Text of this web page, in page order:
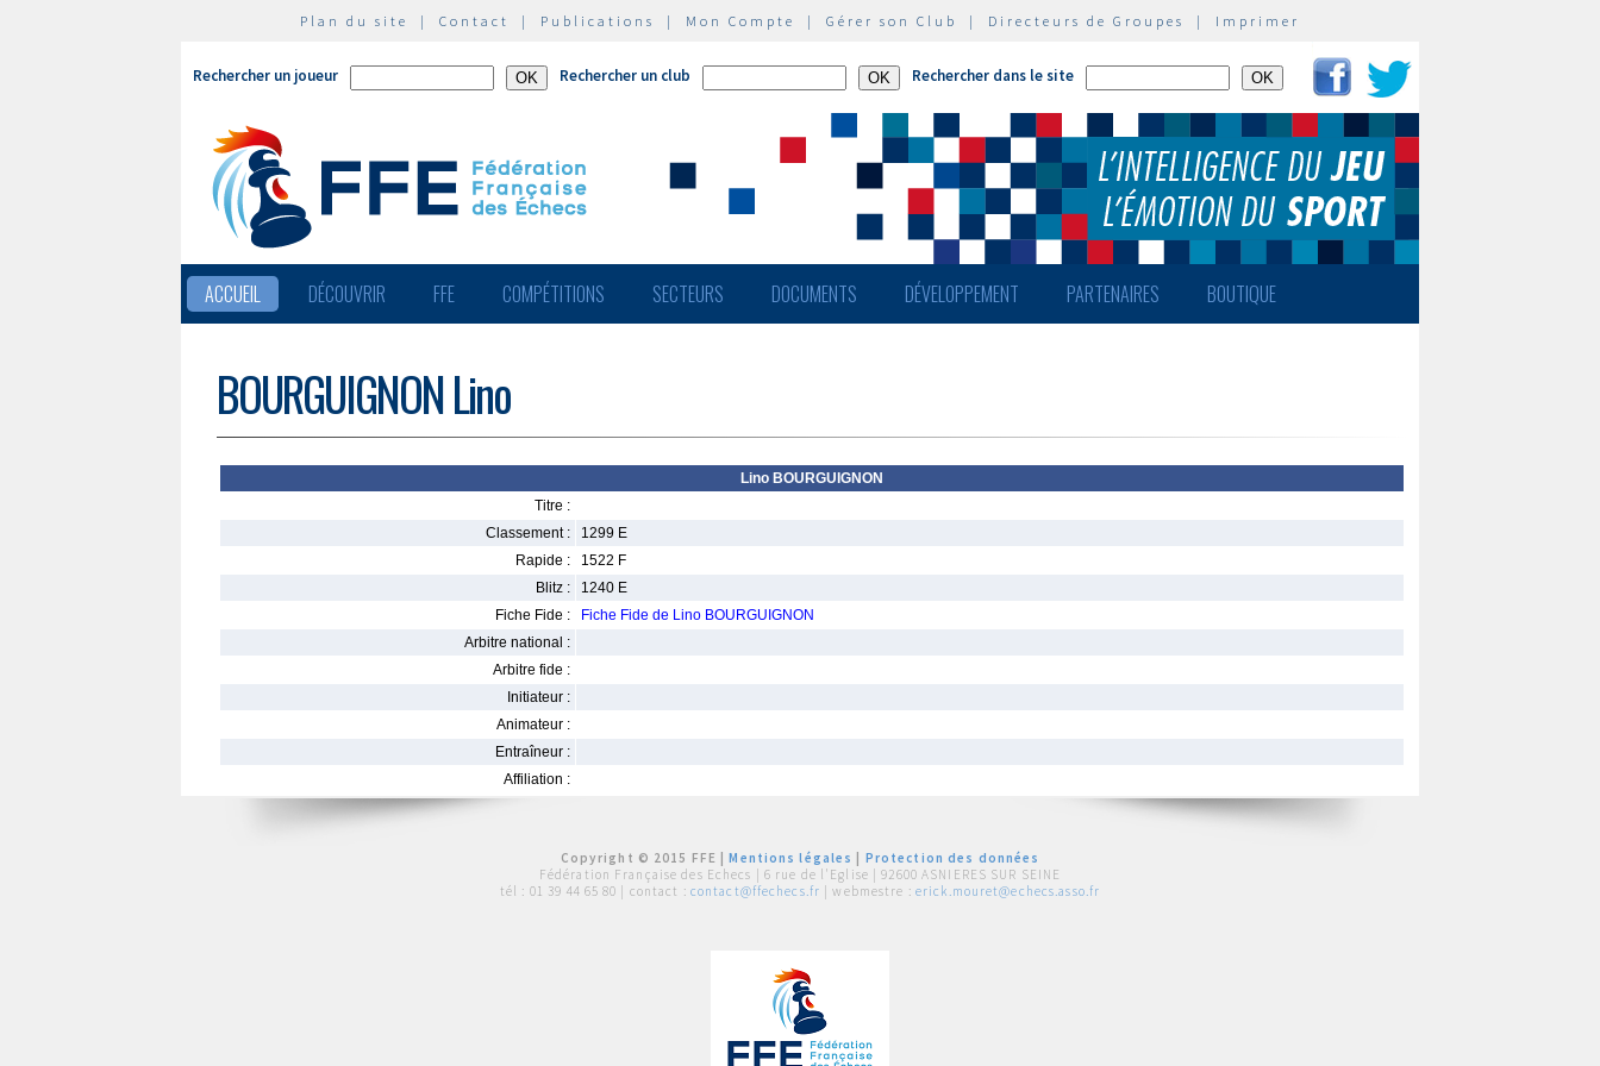
Plan du site | Contact | Publications | Mon Compte | Gérer son Club | Directeurs de Groupes | Imprimer
Rechercher un joueur Rechercher un club Rechercher dans le site
ACCUEIL DÉCOUVRIR FFE COMPÉTITIONS SECTEURS DOCUMENTS DÉVELOPPEMENT PARTENAIRES BOUTIQUE
BOURGUIGNON Lino
Lino BOURGUIGNON
Titre :
Classement :
1299 E
Rapide :
1522 F
Blitz :
1240 E
Fiche Fide :
Fiche Fide de Lino BOURGUIGNON
Arbitre national :
Arbitre fide :
Initiateur :
Animateur :
Entraîneur :
Affiliation :
Copyright © 2015 FFE |Mentions légales
Protection des données
Fédération Française des Echecs | 6 rue de l'Eglise | 92600 ASNIERES SUR SEINE
tél : 01 39 44 65 80 | contact : contact@ffechecs.fr | webmestre : erick.mouret@echecs.asso.fr